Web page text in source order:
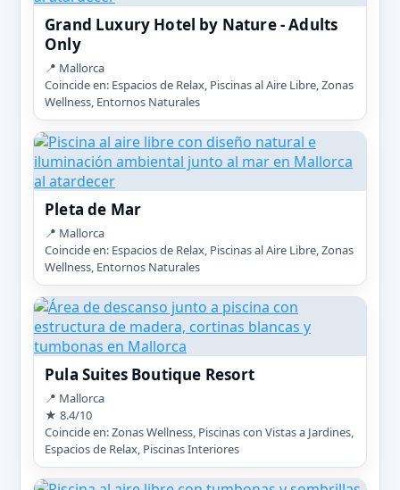
Grand Luxury Hotel by Nature - Adults
Only
📍 Mallorca
Coincide en: Espacios de Relax, Piscinas al Aire Libre, Zonas
Wellness, Entornos Naturales
Pleta de Mar
📍 Mallorca
Coincide en: Espacios de Relax, Piscinas al Aire Libre, Zonas
Wellness, Entornos Naturales
Pula Suites Boutique Resort
📍 Mallorca
★ 8.4/10
Coincide en: Zonas Wellness, Piscinas con Vistas a Jardines,
Espacios de Relax, Piscinas Interiores